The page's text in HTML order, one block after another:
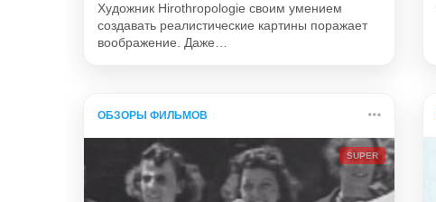
Художник Hirothropologie своим умением
создавать реалистические картины поражает
воображение. Даже…
ОБЗОРЫ ФИЛЬМОВ
SUPER